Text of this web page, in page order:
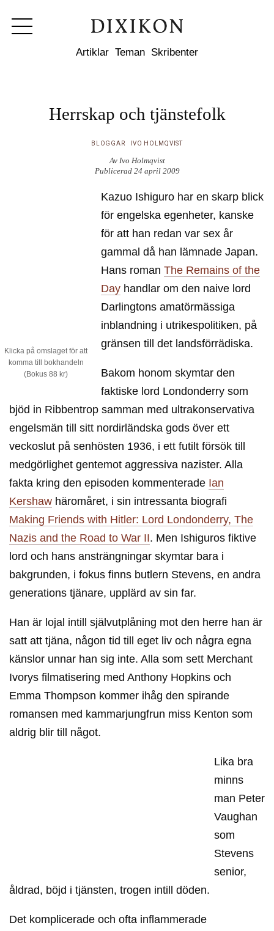
Artiklar Teman Skribenter
Herrskap och tjänstefolk
BLOGGAR IVO HOLMQVIST
Av Ivo Holmqvist
Publicerad 24 april 2009
Klicka på omslaget för att
komma till bokhandeln
(Bokus 88 kr)
Kazuo Ishiguro har en skarp blick
för engelska egenheter, kanske
för att han redan var sex år
gammal då han lämnade Japan.
Hans roman The Remains of the
Dayhandlar om den naive lord
Darlingtons amatörmässiga
inblandning i utrikespolitiken, på
gränsen till det landsförrädiska.
Bakom honom skymtar den
faktiske lord Londonderry som
bjöd in Ribbentrop samman med ultrakonservativa
engelsmän till sitt nordirländska gods över ett
veckoslut på senhösten 1936, i ett futilt försök till
medgörlighet gentemot aggressiva nazister. Alla
fakta kring den episoden kommenterade Ian
Kershawhäromåret, i sin intressanta biografi
Making Friends with Hitler: Lord Londonderry, The
Nazis and the Road to War II. Men Ishiguros fiktive
lord och hans ansträngningar skymtar bara i
bakgrunden, i fokus finns butlern Stevens, en andra
generations tjänare, upplärd av sin far.
Han är lojal intill självutplåning mot den herre han är
satt att tjäna, någon tid till eget liv och några egna
känslor unnar han sig inte. Alla som sett Merchant
Ivorys filmatisering med Anthony Hopkins och
Emma Thompson kommer ihåg den spirande
romansen med kammarjungfrun miss Kenton som
aldrig blir till något.
Lika bra
minns
man Peter
Vaughan
som
Stevens
senior,
åldrad, böjd i tjänsten, trogen intill döden.
Det komplicerade och ofta inflammerade